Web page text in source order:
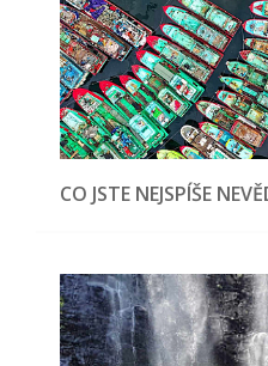
CO JSTE NEJSPÍŠE